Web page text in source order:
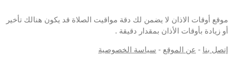
موقع أوقات الاذان لا يضمن لك دقة مواقيت الصلاة قد يكون هنالك تأخير
أو زيادة بأوقات الأذان بمقدار دقيقة .
إتصل بنا - عن الموقع - سياسة الخصوصية